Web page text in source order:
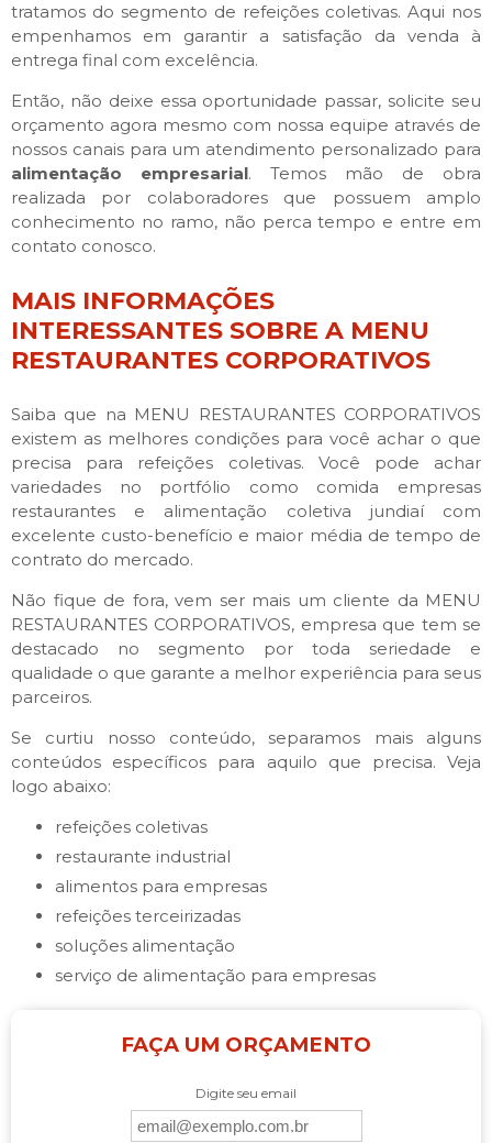
tratamos do segmento de refeições coletivas. Aqui nos
empenhamos em garantir a satisfação da venda à
entrega final com excelência.
Então, não deixe essa oportunidade passar, solicite seu
orçamento agora mesmo com nossa equipe através de
nossos canais para um atendimento personalizado para
alimentação empresarial. Temos mão de obra
realizada por colaboradores que possuem amplo
conhecimento no ramo, não perca tempo e entre em
contato conosco.
MAIS INFORMAÇÕES
INTERESSANTES SOBRE A MENU
RESTAURANTES CORPORATIVOS
Saiba que na MENU RESTAURANTES CORPORATIVOS
existem as melhores condições para você achar o que
precisa para refeições coletivas. Você pode achar
variedades no portfólio como comida empresas
restaurantes e alimentação coletiva jundiaí com
excelente custo-benefício e maior média de tempo de
contrato do mercado.
Não fique de fora, vem ser mais um cliente da MENU
RESTAURANTES CORPORATIVOS, empresa que tem se
destacado no segmento por toda seriedade e
qualidade o que garante a melhor experiência para seus
parceiros.
Se curtiu nosso conteúdo, separamos mais alguns
conteúdos específicos para aquilo que precisa. Veja
logo abaixo:
refeições coletivas
restaurante industrial
alimentos para empresas
refeições terceirizadas
soluções alimentação
serviço de alimentação para empresas
FAÇA UM ORÇAMENTO
Digite seu email